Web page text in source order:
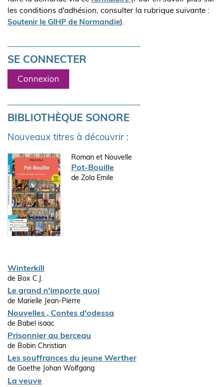
les conditions d'adhésion, consulter la rubrique suivante :
Soutenir le GIHP de Normandie).
SE CONNECTER
Connexion
BIBLIOTHÈQUE SONORE
Nouveaux titres à découvrir :
Roman et Nouvelle
Pot-Bouille
de Zola Emile
Winterkill
de Box C.J.
Le grand n'importe quoi
de Marielle Jean-Pierre
Nouvelles , Contes d'odessa
de Babel isaac
Prisonnier au berceau
de Bobin Christian
Les souffrances du jeune Werther
de Goethe Johan Wolfgang
La veuve